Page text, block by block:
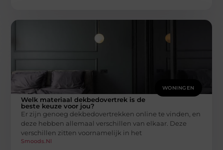
WONINGEN
Welk materiaal dekbedovertrek is de
beste keuze voor jou?
Er zijn genoeg dekbedovertrekken online te vinden, en
deze hebben allemaal verschillen van elkaar. Deze
verschillen zitten voornamelijk in het
Smoods.nl